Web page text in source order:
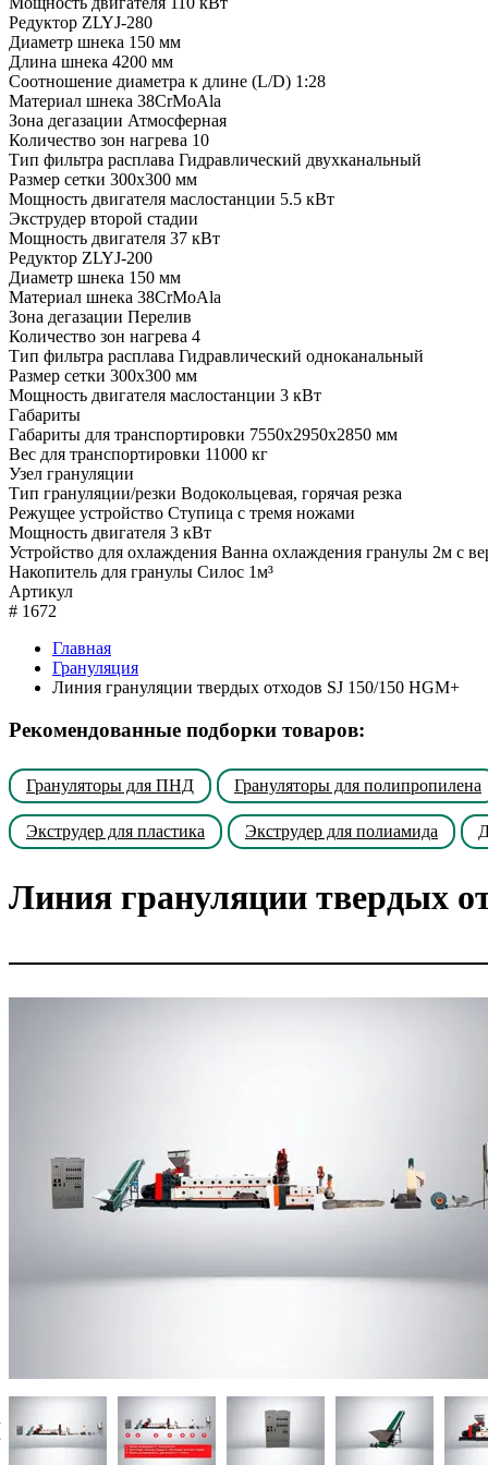
Редуктор ZLYJ-280
Диаметр шнека 150 мм
Длина шнека 4200 мм
Соотношение диаметра к длине (L/D) 1:28
Материал шнека 38CrMoAla
Зона дегазации Атмосферная
Количество зон нагрева 10
Тип фильтра расплава Гидравлический двухканальный
Размер сетки 300х300 мм
Мощность двигателя маслостанции 5.5 кВт
Экструдер второй стадии
Мощность двигателя 37 кВт
Редуктор ZLYJ-200
Диаметр шнека 150 мм
Материал шнека 38CrMoAla
Зона дегазации Перелив
Количество зон нагрева 4
Тип фильтра расплава Гидравлический одноканальный
Размер сетки 300х300 мм
Мощность двигателя маслостанции 3 кВт
Габариты
Габариты для транспортировки 7550x2950x2850 мм
Вес для транспортировки 11000 кг
Узел грануляции
Тип грануляции/резки Водокольцевая, горячая резка
Режущее устройство Ступица с тремя ножами
Мощность двигателя 3 кВт
Устройство для охлаждения Ванна охлаждения гранулы 2м с
Накопитель для гранулы Силос 1м³
Артикул
# 1672
Главная
Грануляция
Линия грануляции твердых отходов SJ 150/150 HGM+
Рекомендованные подборки товаров:
Грануляторы для ПНД Грануляторы для полипропилена
Экструдер для пластика Экструдер для полиамида
Линия грануляции твердых